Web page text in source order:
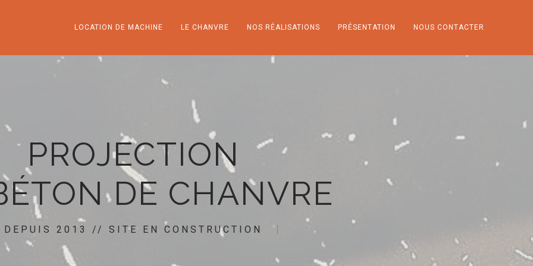
LOCATION DE MACHINE LE CHANVRE NOS RÉALISATIONS PRÉSENTATION NOUS CONTACTER
PROJECTION
DE CHANVRE
DEPUIS 2013 // SITE EN CONSTRUCTION